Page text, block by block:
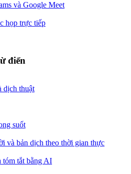
và Google Meet
họp trực tiếp
điển
dịch thuật
suốt
và bản dịch theo thời gian thực
tóm tắt bằng AI